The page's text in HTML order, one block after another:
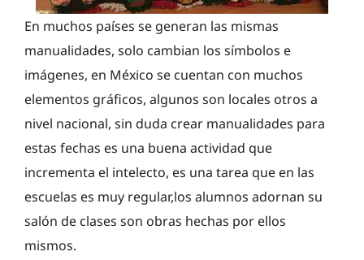
En muchos países se generan las mismas
manualidades, solo cambian los símbolos e
imágenes, en México se cuentan con muchos
elementos gráficos, algunos son locales otros a
nivel nacional, sin duda crear manualidades para
estas fechas es una buena actividad que
incrementa el intelecto, es una tarea que en las
escuelas es muy regular,los alumnos adornan su
salón de clases son obras hechas por ellos
mismos.